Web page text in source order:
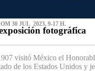
30 JUL 2023, 9-17 H.
fotográfica
visitó México el
de los Estados Unidos y